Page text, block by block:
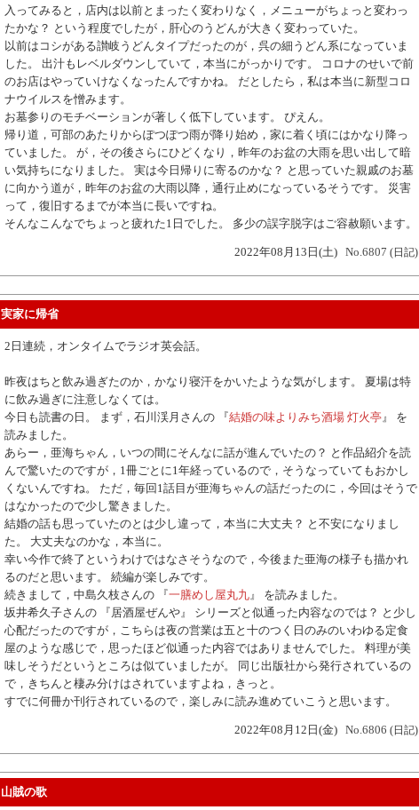
入ってみると，店内は以前とまったく変わりなく，メニューがちょっと変わっ
たかな？ という程度でしたが，肝心のうどんが大きく変わっていた。
以前はコシがある讃岐うどんタイプだったのが，呉の細うどん系になっていま
した。 出汁もレベルダウンしていて，本当にがっかりです。 コロナのせいで前
のお店はやっていけなくなったんですかね。 だとしたら，私は本当に新型コロ
ナウイルスを憎みます。
お墓参りのモチベーションが著しく低下しています。 ぴえん。
帰り道，可部のあたりからぽつぽつ雨が降り始め，家に着く頃にはかなり降っ
ていました。 が，その後さらにひどくなり，昨年のお盆の大雨を思い出して暗
い気持ちになりました。 実は今日帰りに寄るのかな？ と思っていた親戚のお墓
に向かう道が，昨年のお盆の大雨以降，通行止めになっているそうです。 災害
って，復旧するまでが本当に長いですね。
そんなこんなでちょっと疲れた1日でした。 多少の誤字脱字はご容赦願います。
2022年08月13日(土) No.6807 (日記)
実家に帰省
2日連続，オンタイムでラジオ英会話。
昨夜はちと飲み過ぎたのか，かなり寝汗をかいたような気がします。 夏場は特
に飲み過ぎに注意しなくては。
今日も読書の日。 まず，石川渓月さんの 『結婚の味よりみち酒場 灯火亭』 を
読みました。
あらー，亜海ちゃん，いつの間にそんなに話が進んでいたの？ と作品紹介を読
んで驚いたのですが，1冊ごとに1年経っているので，そうなっていてもおかし
くないんですね。 ただ，毎回1話目が亜海ちゃんの話だったのに，今回はそうで
はなかったので少し驚きました。
結婚の話も思っていたのとは少し違って，本当に大丈夫？ と不安になりまし
た。 大丈夫なのかな，本当に。
幸い今作で終了というわけではなさそうなので，今後また亜海の様子も描かれ
るのだと思います。 続編が楽しみです。
続きまして，中島久枝さんの 『一膳めし屋丸九』 を読みました。
坂井希久子さんの 『居酒屋ぜんや』 シリーズと似通った内容なのでは？ と少し
心配だったのですが，こちらは夜の営業は五と十のつく日のみのいわゆる定食
屋のような感じで，思ったほど似通った内容ではありませんでした。 料理が美
味しそうだというところは似ていましたが。 同じ出版社から発行されているの
で，きちんと棲み分けはされていますよね，きっと。
すでに何冊か刊行されているので，楽しみに読み進めていこうと思います。
2022年08月12日(金) No.6806 (日記)
山賊の歌